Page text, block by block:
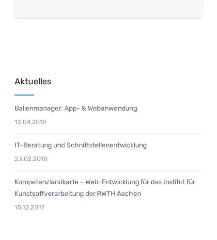
Aktuelles
Ballenmanager: App- & Webanwendung
12.04.2018
IT-Beratung und Schnittstellenentwicklung
23.02.2018
Kompetenzlandkarte – Web-Entwicklung für das Institut für
Kunstsoffverarbeitung der RWTH Aachen
15.12.2017